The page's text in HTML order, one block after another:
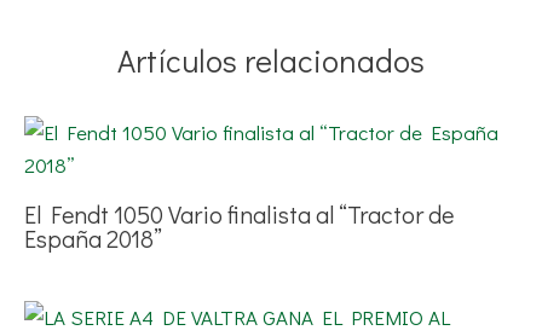
Artículos relacionados
El Fendt 1050 Vario finalista al “Tractor de
España 2018”